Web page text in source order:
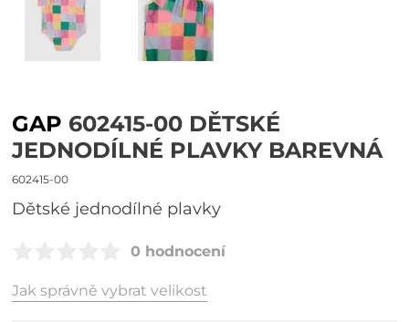
GAP 602415-00 DĚTSKÉ
JEDNODÍLNÉ PLAVKY BAREVNÁ
602415-00
Dětské jednodílné plavky
0 hodnocení
Jak správně vybrat velikost